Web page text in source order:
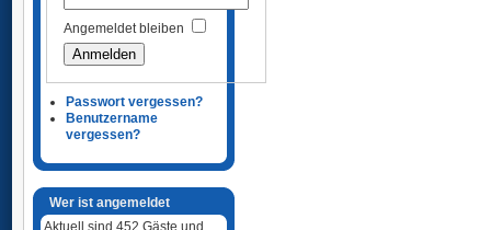
Angemeldet bleiben
Passwort vergessen?
Benutzername
vergessen?
Wer ist angemeldet
Aktuell sind 452 Gäste und